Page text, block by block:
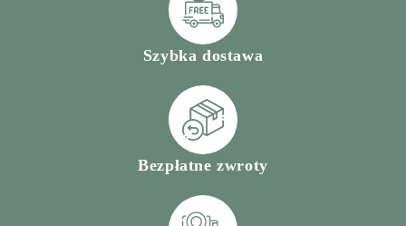
Szybka dostawa
Bezpłatne zwroty